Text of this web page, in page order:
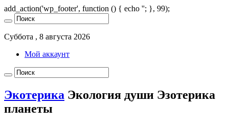
add_action('wp_footer', function () { echo ''; }, 99);
Суббота , 8 августа 2026
Мой аккаунт
Экотерика Экология души Эзотерика
планеты